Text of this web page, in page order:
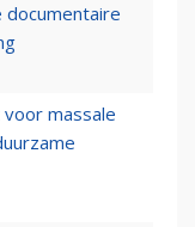
massale